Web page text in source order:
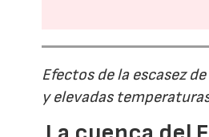
Efectos de la escasez
y elevadas